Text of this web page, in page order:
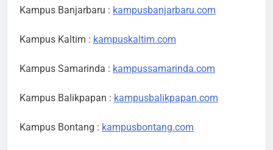
Kampus Banjarbaru : kampusbanjarbaru.com
Kampus Kaltim : kampuskaltim.com
Kampus Samarinda : kampussamarinda.com
Kampus Balikpapan : kampusbalikpapan.com
Kampus Bontang : kampusbontang.com